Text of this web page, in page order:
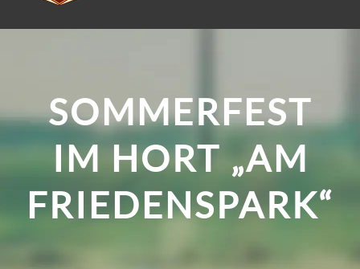
SOMMERFEST
IM HORT „AM
FRIEDENSPARK“